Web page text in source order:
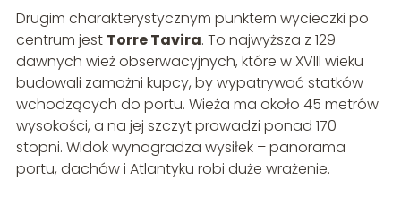
Drugim charakterystycznym punktem wycieczki po
centrum jest Torre Tavira. To najwyższa z 129
dawnych wież obserwacyjnych, które w XVIII wieku
budowali zamożni kupcy, by wypatrywać statków
wchodzących do portu. Wieża ma około 45 metrów
wysokości, a na jej szczyt prowadzi ponad 170
stopni. Widok wynagradza wysiłek – panorama
portu, dachów i Atlantyku robi duże wrażenie.